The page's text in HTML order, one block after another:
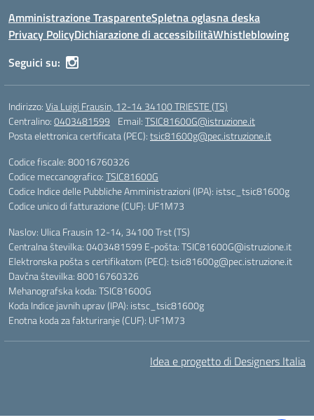
Amministrazione TrasparenteSpletna oglasna deska
Privacy PolicyDichiarazione di accessibilitàWhistleblowing
Seguici su:
Indirizzo:Via Luigi Frausin, 12-14 34100 TRIESTE (TS)
Centralino:0403481599 Email:TSIC81600G@istruzione.it
Posta elettronica certificata (PEC):tsic81600g@pec.istruzione.it
Codice fiscale: 80016760326
Codice meccanografico:TSIC81600G
Codice Indice delle Pubbliche Amministrazioni (IPA): istsc_tsic81600g
Codice unico di fatturazione (CUF): UF1M73
Naslov: Ulica Frausin 12-14, 34100 Trst (TS)
Centralna številka: 0403481599 E-pošta: TSIC81600G@istruzione.it
Elektronska pošta s certifikatom (PEC): tsic81600g@pec.istruzione.it
Davčna številka: 80016760326
Mehanografska koda: TSIC81600G
Koda Indice javnih uprav (IPA): istsc_tsic81600g
Enotna koda za fakturiranje (CUF): UF1M73
Idea e progetto di Designers Italia